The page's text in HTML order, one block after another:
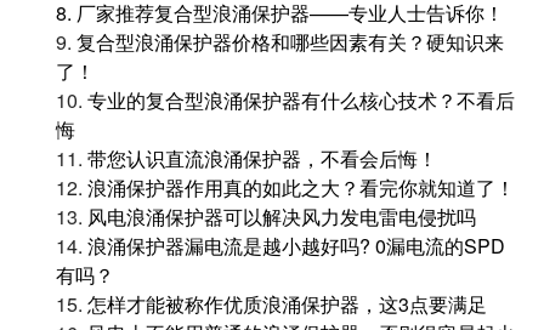
8. 厂家推荐复合型浪涌保护器——专业人士告诉你！
9. 复合型浪涌保护器价格和哪些因素有关？硬知识来
了！
10. 专业的复合型浪涌保护器有什么核心技术？不看后
悔
11. 带您认识直流浪涌保护器，不看会后悔！
12. 浪涌保护器作用真的如此之大？看完你就知道了！
13. 风电浪涌保护器可以解决风力发电雷电侵扰吗
14. 浪涌保护器漏电流是越小越好吗? 0漏电流的SPD
有吗？
15. 怎样才能被称作优质浪涌保护器，这3点要满足